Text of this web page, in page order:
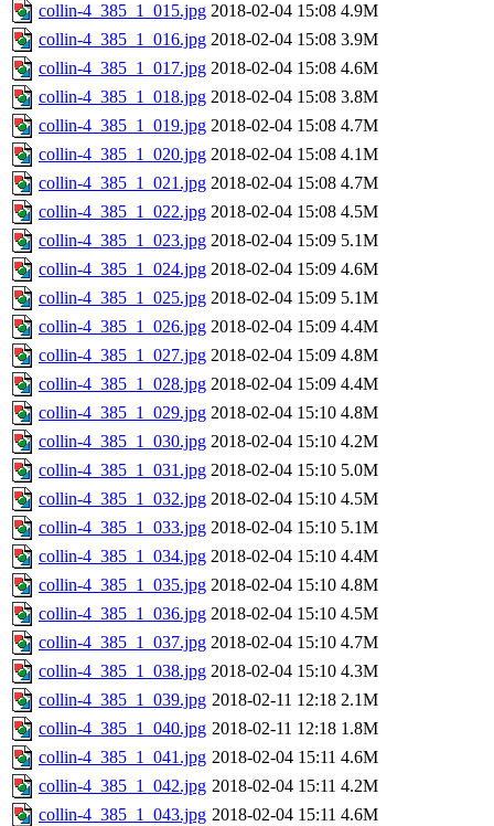
collin-4_385_1_015.jpg 2018-02-04 15:08 4.9M
collin-4_385_1_016.jpg 2018-02-04 15:08 3.9M
collin-4_385_1_017.jpg 2018-02-04 15:08 4.6M
collin-4_385_1_018.jpg 2018-02-04 15:08 3.8M
collin-4_385_1_019.jpg 2018-02-04 15:08 4.7M
collin-4_385_1_020.jpg 2018-02-04 15:08 4.1M
collin-4_385_1_021.jpg 2018-02-04 15:08 4.7M
collin-4_385_1_022.jpg 2018-02-04 15:08 4.5M
collin-4_385_1_023.jpg 2018-02-04 15:09 5.1M
collin-4_385_1_024.jpg 2018-02-04 15:09 4.6M
collin-4_385_1_025.jpg 2018-02-04 15:09 5.1M
collin-4_385_1_026.jpg 2018-02-04 15:09 4.4M
collin-4_385_1_027.jpg 2018-02-04 15:09 4.8M
collin-4_385_1_028.jpg 2018-02-04 15:09 4.4M
collin-4_385_1_029.jpg 2018-02-04 15:10 4.8M
collin-4_385_1_030.jpg 2018-02-04 15:10 4.2M
collin-4_385_1_031.jpg 2018-02-04 15:10 5.0M
collin-4_385_1_032.jpg 2018-02-04 15:10 4.5M
collin-4_385_1_033.jpg 2018-02-04 15:10 5.1M
collin-4_385_1_034.jpg 2018-02-04 15:10 4.4M
collin-4_385_1_035.jpg 2018-02-04 15:10 4.8M
collin-4_385_1_036.jpg 2018-02-04 15:10 4.5M
collin-4_385_1_037.jpg 2018-02-04 15:10 4.7M
collin-4_385_1_038.jpg 2018-02-04 15:10 4.3M
collin-4_385_1_039.jpg 2018-02-11 12:18 2.1M
collin-4_385_1_040.jpg 2018-02-11 12:18 1.8M
collin-4_385_1_041.jpg 2018-02-04 15:11 4.6M
collin-4_385_1_042.jpg 2018-02-04 15:11 4.2M
collin-4_385_1_043.jpg 2018-02-04 15:11 4.6M